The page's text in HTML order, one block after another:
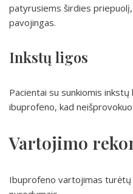
patyrusiems širdies
pavojingas.
Inkstų ligos
Pacientai su sunkiomis
ibuprofeno, kad
Vartojimo
Ibuprofeno vartojimas